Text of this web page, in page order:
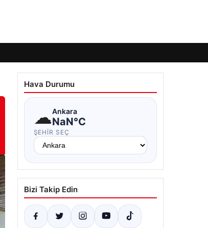
Hava Durumu
☁Ankara
NaN°C
ŞEHIR SEÇ
Bizi Takip Edin